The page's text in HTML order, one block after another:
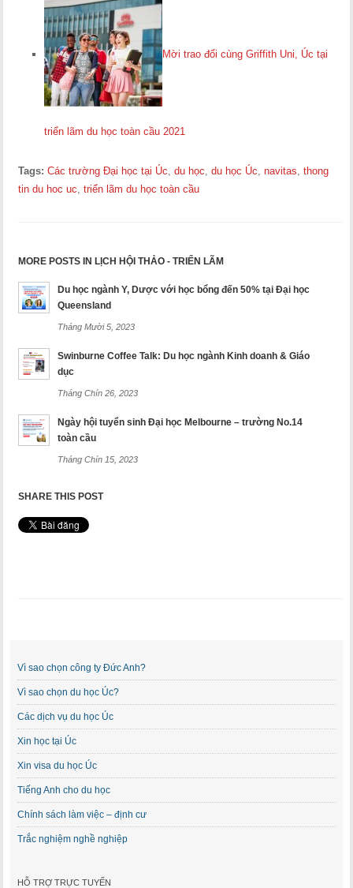
Mời trao đổi cùng Griffith Uni, Úc tại
triển lãm du học toàn cầu 2021
Tags: Các trường Đại học tại Úc,du học,du học Úc,navitas,thong
tin du hoc uc,triển lãm du học toàn cầu
MORE POSTS IN LỊCH HỘI THẢO - TRIỂN LÃM
Du học ngành Y, Dược với học bổng đến 50% tại Đại học
Queensland
Tháng Mười 5, 2023
Swinburne Coffee Talk: Du học ngành Kinh doanh & Giáo
dục
Tháng Chín 26, 2023
Ngày hội tuyển sinh Đại học Melbourne – trường No.14
toàn cầu
Tháng Chín 15, 2023
SHARE THIS POST
Vì sao chọn công ty Đức Anh?
Vì sao chọn du học Úc?
Các dịch vụ du học Úc
Xin học tại Úc
Xin visa du học Úc
Tiếng Anh cho du học
Chính sách làm việc – định cư
Trắc nghiệm nghề nghiệp
HỖ TRỢ TRỰC TUYẾN